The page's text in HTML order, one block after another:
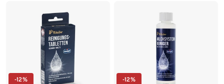
-12% -12%